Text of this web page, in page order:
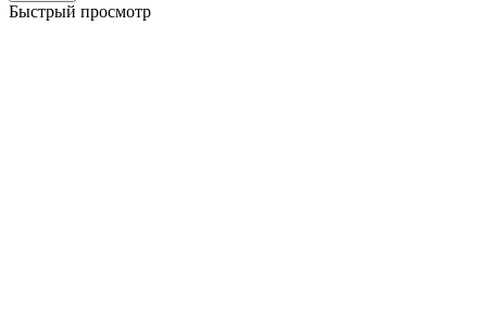
Быстрый просмотр